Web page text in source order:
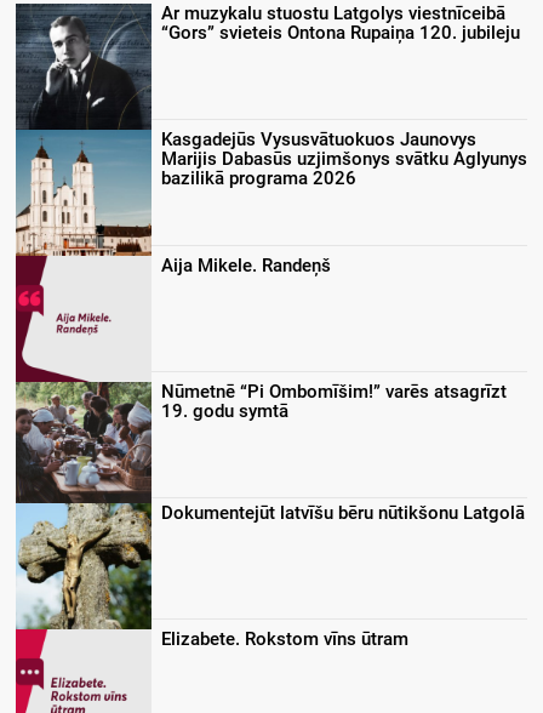
Ar muzykalu stuostu Latgolys viestnīceibā
“Gors” svieteis Ontona Rupaiņa 120. jubileju
Kasgadejūs Vysusvātuokuos Jaunovys
Marijis Dabasūs uzjimšonys svātku Aglyunys
bazilikā programa 2026
Aija Mikele. Randeņš
Nūmetnē “Pi Ombomīšim!” varēs atsagrīzt
19. godu symtā
Dokumentejūt latvīšu bēru nūtikšonu Latgolā
Elizabete. Rokstom vīns ūtram